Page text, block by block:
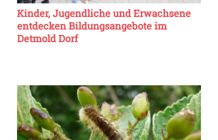
Kinder, Jugendliche und Erwachsene
entdecken Bildungsangebote im
Detmold Dorf